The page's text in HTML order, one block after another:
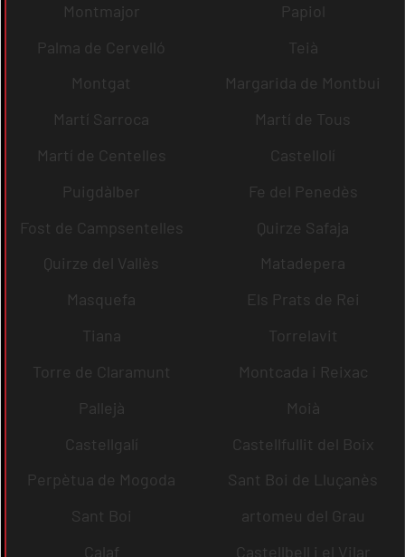
Montmajor
Papiol
Palma de Cervelló
Teià
Montgat
Margarida de Montbui
Martí Sarroca
Martí de Tous
Martí de Centelles
Castellolí
Puigdàlber
Fe del Penedès
Fost de Campsentelles
Quirze Safaja
Quirze del Vallès
Matadepera
Masquefa
Els Prats de Rei
Tiana
Torrelavit
Torre de Claramunt
Montcada i Reixac
Pallejà
Moià
Castellgalí
Castellfullit del Boix
Perpètua de Mogoda
Sant Boi de Lluçanès
Sant Boi
artomeu del Grau
Calaf
Castellbell i el Vilar